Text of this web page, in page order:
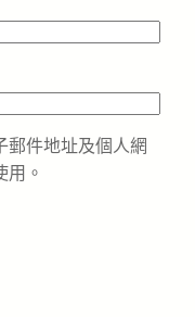
郵件地址及個人網
用。